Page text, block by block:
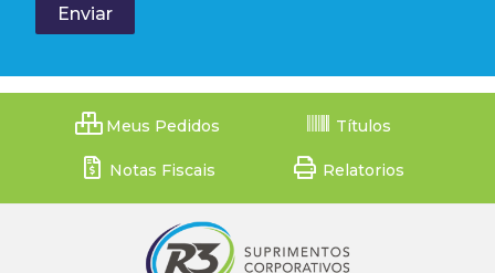
Meus Pedidos Títulos
Notas Fiscais Relatorios